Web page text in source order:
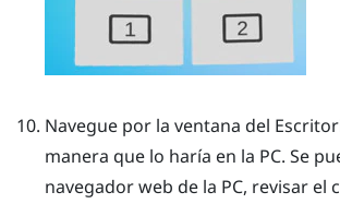
Navegue por la ventana del
manera que lo haría en la PC. Se
navegador web de la PC, revisar el